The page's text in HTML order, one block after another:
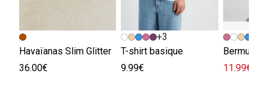
Havaïanas Slim Glitter
36.00€
+3
T-shirt basique
9.99€
Bermuda
11.99€